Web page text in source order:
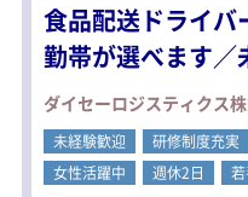
・飲料の
五霞工場
～館林（
食品配送ドライバ
勤帯が選べます／
ダイセーロジスティクス
未経験歓迎 研修制度充実
女性活躍中
週休2日